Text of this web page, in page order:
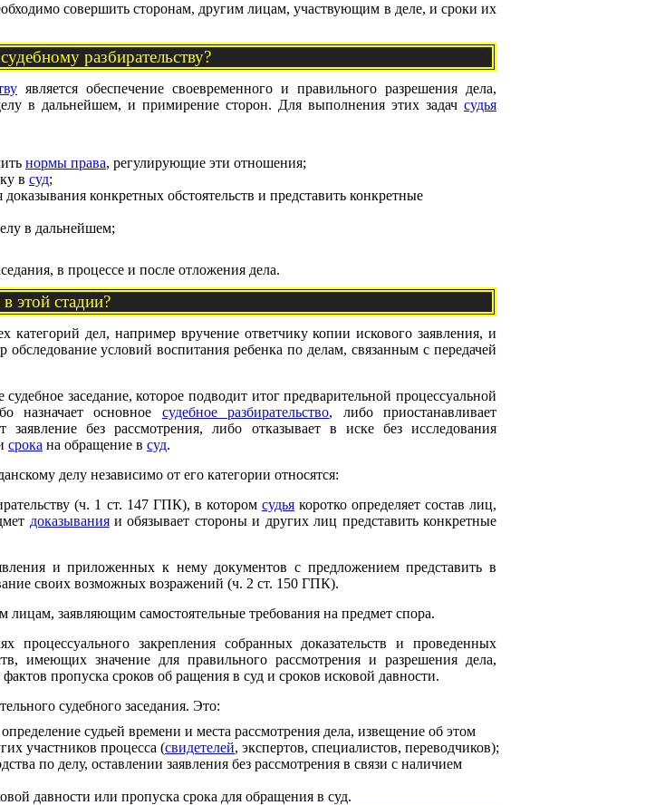
совершить сторонам, другим лицам, участвующим в деле, и сроки их
разбирательству?
является обеспечение своевременного и правильного разрешения дела,
в дальнейшем, и примирение сторон. Для выполнения этих задач судья
нормы права, регулирующие эти отношения;
в суд;
конкретных обстоятельств и представить конкретные
в дальнейшем;
в процессе и после отложения дела.
этой стадии?
категорий дел, например вручение ответчику копии искового заявления, и
условий воспитания ребенка по делам, связанным с передачей
заседание, которое подводит итог предварительной процессуальной
назначает основное судебное разбирательство, либо приостанавливает
без рассмотрения, либо отказывает в иске без исследования
срока на обращение в суд.
делу независимо от его категории относятся:
(ч. 1 ст. 147 ГПК), в котором судьякоротко определяет состав лиц,
доказыванияи обязывает стороны и других лиц представить конкретные
и приложенных к нему документов с предложением представить в
своих возможных возражений (ч. 2 ст. 150 ГПК).
лицам, заявляющим самостоятельные требования на предмет спора.
процессуального закрепления собранных доказательств и проведенных
имеющих значение для правильного рассмотрения и разрешения дела,
пропуска сроков об ращения в суд и сроков исковой давности.
судебного заседания. Это:
судьей времени и места рассмотрения дела, извещение об этом
участников процесса (свидетелей, экспертов, специалистов, переводчиков);
по делу, оставлении заявления без рассмотрения в связи с наличием
давности или пропуска срока для обращения в суд.